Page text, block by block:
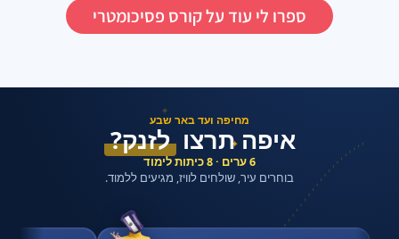
ספרו לי עוד על קורס פסיכומטרי
✦
✦
מחיפה ועד באר שבע
איפה תרצולזנק?
6 ערים · 8 כיתות לימוד
בוחרים עיר, שולחים לוויז, מגיעים ללמוד.